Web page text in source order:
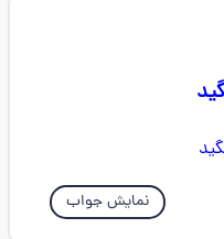
نمایش جواب